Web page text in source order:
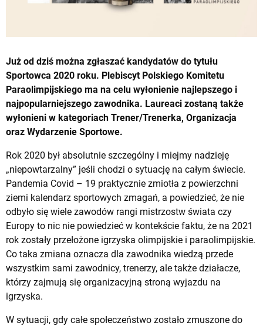
Już od dziś można zgłaszać kandydatów do tytułu
Sportowca 2020 roku. Plebiscyt Polskiego Komitetu
Paraolimpijskiego ma na celu wyłonienie najlepszego i
najpopularniejszego zawodnika. Laureaci zostaną także
wyłonieni w kategoriach Trener/Trenerka, Organizacja
oraz Wydarzenie Sportowe.
Rok 2020 był absolutnie szczególny i miejmy nadzieję
„niepowtarzalny” jeśli chodzi o sytuację na całym świecie.
Pandemia Covid – 19 praktycznie zmiotła z powierzchni
ziemi kalendarz sportowych zmagań, a powiedzieć, że nie
odbyło się wiele zawodów rangi mistrzostw świata czy
Europy to nic nie powiedzieć w kontekście faktu, że na 2021
rok zostały przełożone igrzyska olimpijskie i paraolimpijskie.
Co taka zmiana oznacza dla zawodnika wiedzą przede
wszystkim sami zawodnicy, trenerzy, ale także działacze,
którzy zajmują się organizacyjną stroną wyjazdu na
igrzyska.
W sytuacji, gdy całe społeczeństwo zostało zmuszone do